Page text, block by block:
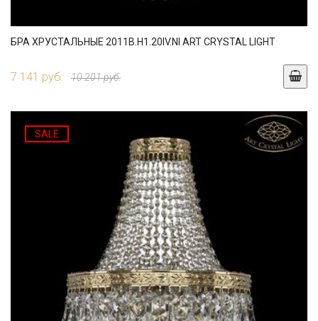
БРА ХРУСТАЛЬНЫЕ 2011B.H1.20IV.NI ART CRYSTAL LIGHT
7 141 руб. 10 201 руб.
SALE